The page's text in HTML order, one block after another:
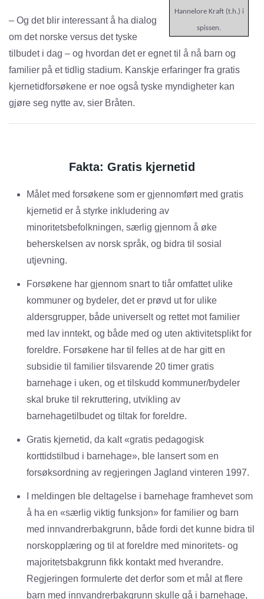
Hannelore Kraft (t.h.) i
spissen.
– Og det blir interessant å ha dialog
om det norske versus det tyske
tilbudet i dag – og hvordan det er egnet til å nå barn og
familier på et tidlig stadium. Kanskje erfaringer fra gratis
kjernetidforsøkene er noe også tyske myndigheter kan
gjøre seg nytte av, sier Bråten.
Fakta: Gratis kjernetid
Målet med forsøkene som er gjennomført med gratis
kjernetid er å styrke inkludering av
minoritetsbefolkningen, særlig gjennom å øke
beherskelsen av norsk språk, og bidra til sosial
utjevning.
Forsøkene har gjennom snart to tiår omfattet ulike
kommuner og bydeler, det er prøvd ut for ulike
aldersgrupper, både universelt og rettet mot familier
med lav inntekt, og både med og uten aktivitetsplikt for
foreldre. Forsøkene har til felles at de har gitt en
subsidie til familier tilsvarende 20 timer gratis
barnehage i uken, og et tilskudd kommuner/bydeler
skal bruke til rekruttering, utvikling av
barnehagetilbudet og tiltak for foreldre.
Gratis kjernetid, da kalt «gratis pedagogisk
korttidstilbud i barnehage», ble lansert som en
forsøksordning av regjeringen Jagland vinteren 1997.
I meldingen ble deltagelse i barnehage framhevet som
å ha en «særlig viktig funksjon» for familier og barn
med innvandrerbakgrunn, både fordi det kunne bidra til
norskopplæring og til at foreldre med minoritets- og
majoritetsbakgrunn fikk kontakt med hverandre.
Regjeringen formulerte det derfor som et mål at flere
barn med innvandrerbakgrunn skulle gå i barnehage,